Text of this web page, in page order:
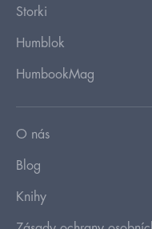
Storki
Humblok
HumbookMag
O nás
Blog
Knihy